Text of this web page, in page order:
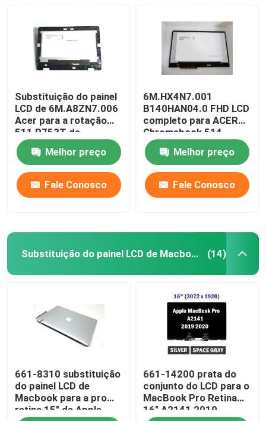
Produtos
Vídeos
Sobre nós
Peça umas citações
Substituição do painel LCD de Lenovo
Substituição do painel LCD de Dell
Substituição do painel
LCD de 6M.A8ZN7.006
Acer para a rotação
511 R753T de
Chromebook 11,6
polegadasMelhor preço
Fale Conosco
6M.HX4N7.001
B140HAN04.0 FHD LCD
completo para ACER
Chromebook 514
CP514-1H-R4HQ-US
Melhor preço
Fale Conosco
Substituição do painel LCD de Macbook (14)
661-8310 substituição
do painel LCD de
Macbook para a pro
retina 15" de Apple
661-14200 prata do
conjunto do LCD para o
MacBook Pro Retina
16" A2141 2019